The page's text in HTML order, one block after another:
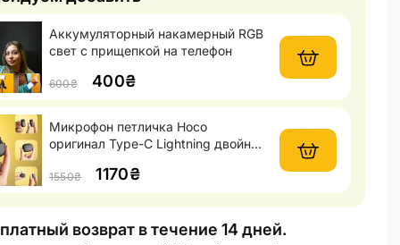
Аккумуляторный накамерный RGB
свет с прищепкой на телефон
600₴ 400₴
Микрофон петличка Hoco
оригинал Type-C Lightning двойной
1550₴ 1170₴
возврат в течение 14 дней.